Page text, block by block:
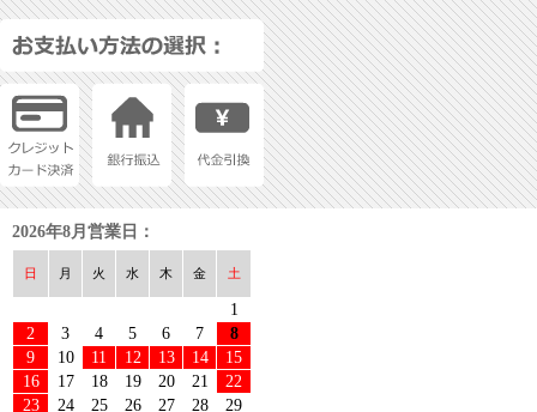
2026年8月営業日：
日 月 火 水 木 金 土
1
2
3 4 5 6 7
8
9
10 11 12 13 14
15
16
17 18 19 20 21
22
23
24 25 26 27 28
29